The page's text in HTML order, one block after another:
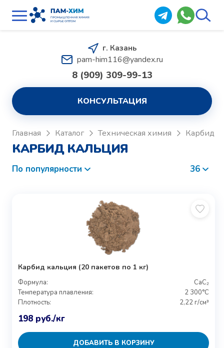
г. Казань
pam-him116@yandex.ru
8 (909) 309-99-13
КОНСУЛЬТАЦИЯ
Главная Каталог Техническая химия Карбид
КАРБИД КАЛЬЦИЯ
По популярности 36
Карбид кальция (20 пакетов по 1 кг)
Формула:
CaC₂
Температура плавления:
2 300°C
Плотность:
2,22 г/см³
198 руб./кг
ДОБАВИТЬ В КОРЗИНУ